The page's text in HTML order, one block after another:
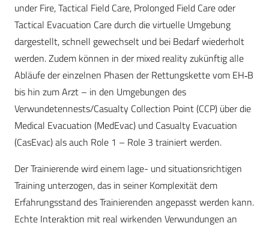
under Fire, Tactical Field Care, Prolonged Field Care oder
Tactical Evacuation Care durch die virtuelle Umgebung
dargestellt, schnell gewechselt und bei Bedarf wiederholt
werden. Zudem können in der mixed reality zukünftig alle
Abläufe der einzelnen Phasen der Rettungskette vom EH‑B
bis hin zum Arzt – in den Umgebungen des
Verwundetennests/Casualty Collection Point (CCP) über die
Medical Evacuation (MedEvac) und Casualty Evacuation
(CasEvac) als auch Role 1 – Role 3 trainiert werden.
Der Trainierende wird einem lage- und situationsrichtigen
Training unterzogen, das in seiner Komplexität dem
Erfahrungsstand des Trainierenden angepasst werden kann.
Echte Interaktion mit real wirkenden Verwundungen an